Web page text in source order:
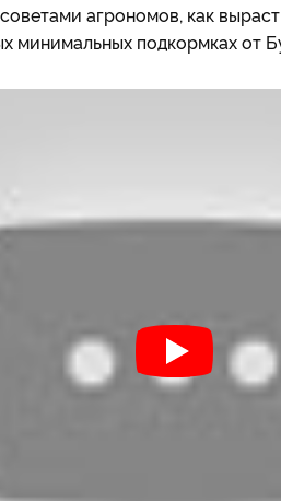
агрономов, как
минимальных подкормках от